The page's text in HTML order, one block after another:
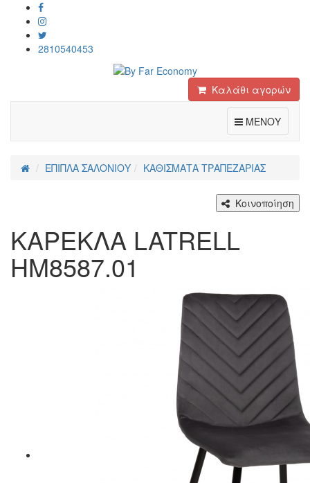
2810540453
Καλάθι αγορών
ΜΕΝΟΥ
ΕΠΙΠΛΑ ΣΑΛΟΝΙΟΥ ΚΑΘΙΣΜΑΤΑ ΤΡΑΠΕΖΑΡΙΑΣ
Κοινοποίηση
ΚΑΡΕΚΛΑ LATRELL
HM8587.01